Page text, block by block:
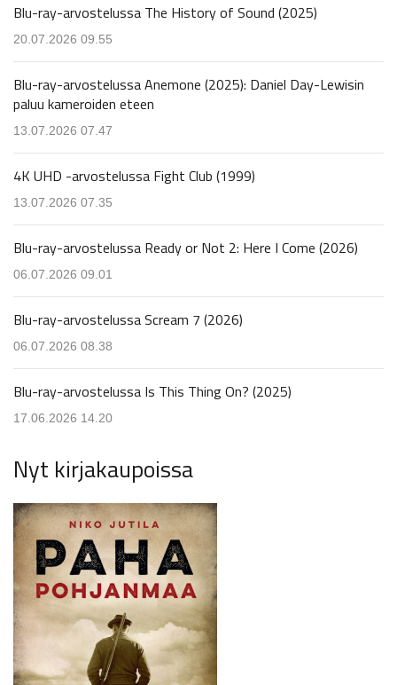
Blu-ray-arvostelussa The History of Sound (2025)
20.07.2026 09.55
Blu-ray-arvostelussa Anemone (2025): Daniel Day-Lewisin
paluu kameroiden eteen
13.07.2026 07.47
4K UHD -arvostelussa Fight Club (1999)
13.07.2026 07.35
Blu-ray-arvostelussa Ready or Not 2: Here I Come (2026)
06.07.2026 09.01
Blu-ray-arvostelussa Scream 7 (2026)
06.07.2026 08.38
Blu-ray-arvostelussa Is This Thing On? (2025)
17.06.2026 14.20
Nyt kirjakaupoissa